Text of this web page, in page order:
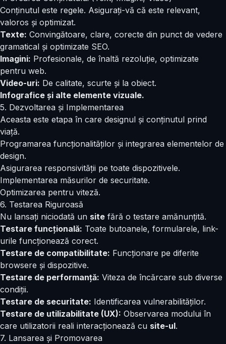
Conținutul este regele. Asigurați-vă că este relevant,
valoros și optimizat.
Texte: Convingătoare, clare, corecte din punct de vedere
gramatical și optimizate SEO.
Imagini: Profesionale, de înaltă rezoluție, optimizate
pentru web.
Video-uri: De calitate, scurte și la obiect.
Infografice și alte elemente vizuale.
5. Dezvoltarea și Implementarea
Aceasta este etapa în care designul și conținutul prind
viață.
Programarea funcționalităților și integrarea elementelor de
design.
Asigurarea responsivității pe toate dispozitivele.
Implementarea măsurilor de securitate.
Optimizarea pentru viteză.
6. Testarea Riguroasă
Nu lansați niciodată un site fără o testare amănunțită.
Testare funcțională: Toate butoanele, formularele, link-
urile funcționează corect.
Testare de compatibilitate: Funcționare pe diferite
browsere și dispozitive.
Testare de performanță: Viteza de încărcare sub diverse
condiții.
Testare de securitate: Identificarea vulnerabilităților.
Testare de utilizabilitate (UX): Observarea modului în
care utilizatorii reali interacționează cu site-ul.
7. Lansarea și Promovarea